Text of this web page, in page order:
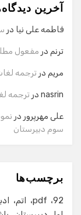
آخرین
فاطمه علی نیا در
ترنم در مفعول
مریم در ترجمه
nasrin در ترجمه
علی مهرپرور در
سوم دبیرستان
برچسب‌ها
92
pdf اتم
سلام! برای
وارد کنید.
ایمیل